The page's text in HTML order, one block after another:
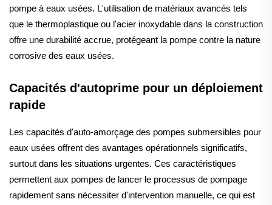
pompe à eaux usées. L'utilisation de matériaux avancés tels
que le thermoplastique ou l'acier inoxydable dans la construction
offre une durabilité accrue, protégeant la pompe contre la nature
corrosive des eaux usées.
Capacités d'autoprime pour un déploiement
rapide
Les capacités d'auto-amorçage des pompes submersibles pour
eaux usées offrent des avantages opérationnels significatifs,
surtout dans les situations urgentes. Ces caractéristiques
permettent aux pompes de lancer le processus de pompage
rapidement sans nécessiter d'intervention manuelle, ce qui est